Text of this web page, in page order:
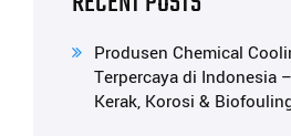
Produsen Chemical
Terpercaya di Indonesia
Kerak, Korosi &